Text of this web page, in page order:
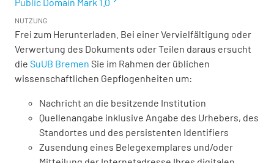
NUTZUNG
Frei zum Herunterladen. Bei einer Vervielfältigung oder
Verwertung des Dokuments oder Teilen daraus ersucht
die SuUB Bremen Sie im Rahmen der üblichen
wissenschaftlichen Gepflogenheiten um:
Nachricht an die besitzende Institution
Quellenangabe inklusive Angabe des Urhebers, des
Standortes und des persistenten Identifiers
Zusendung eines Belegexemplares und/oder